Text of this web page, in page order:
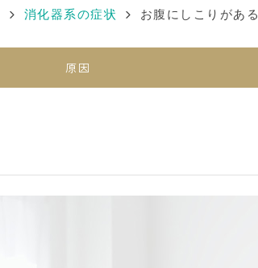
消化器系の症状 お腹にしこりがある
原因